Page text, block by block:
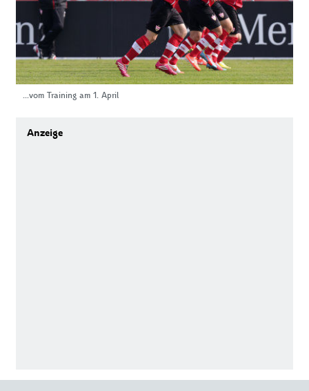
...vom Training am 1. April